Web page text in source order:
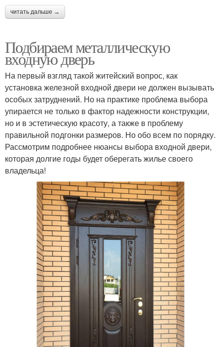
читать дальше →
Подбираем металлическую
входную дверь
На первый взгляд такой житейский вопрос, как
установка железной входной двери не должен вызывать
особых затруднений. Но на практике проблема выбора
упирается не только в фактор надежности конструкции,
но и в эстетическую красоту, а также в проблему
правильной подгонки размеров. Но обо всем по порядку.
Рассмотрим подробнее нюансы выбора входной двери,
которая долгие годы будет оберегать жилье своего
владельца!